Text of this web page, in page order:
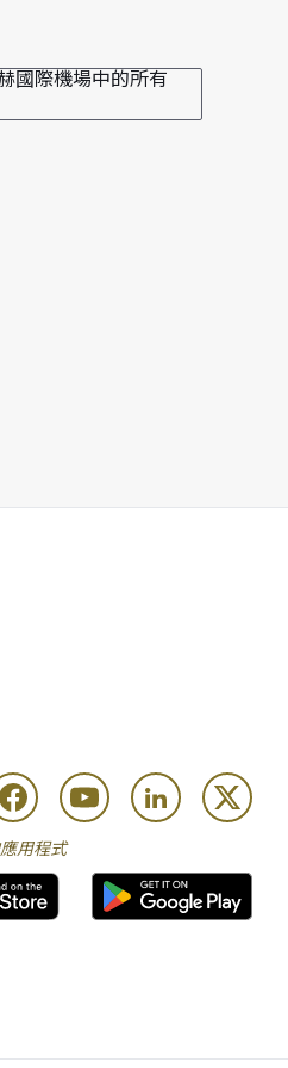
國際機場中的所有
用程式